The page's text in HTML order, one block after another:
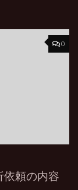
0
依頼の内容